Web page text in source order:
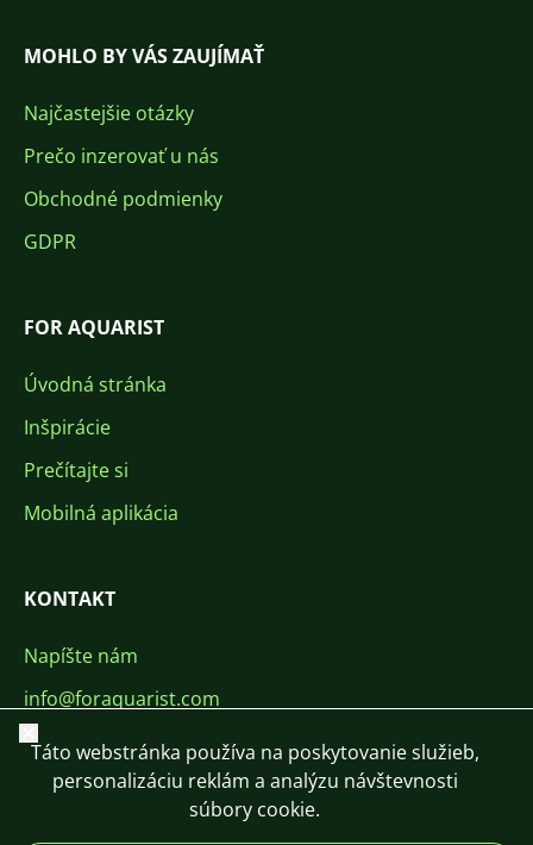
MOHLO BY VÁS ZAUJÍMAŤ
Najčastejšie otázky
Prečo inzerovať u nás
Obchodné podmienky
GDPR
FOR AQUARIST
Úvodná stránka
Inšpirácie
Prečítajte si
Mobilná aplikácia
KONTAKT
Napíšte nám
info@foraquarist.com
+420 603 449 602
Zavrieť
Táto webstránka používa na poskytovanie služieb,
personalizáciu reklám a analýzu návštevnosti
súbory cookie.